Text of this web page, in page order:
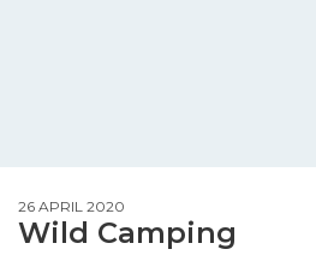
26 APRIL 2020
Wild Camping